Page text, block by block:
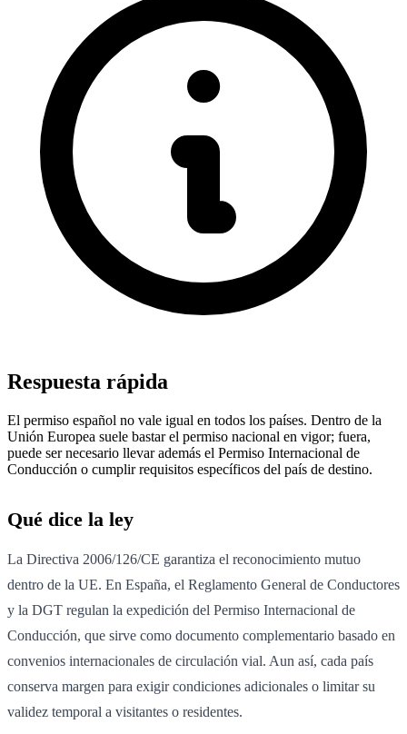
Respuesta rápida
El permiso español no vale igual en todos los países. Dentro de la
Unión Europea suele bastar el permiso nacional en vigor; fuera,
puede ser necesario llevar además el Permiso Internacional de
Conducción o cumplir requisitos específicos del país de destino.
Qué dice la ley
La Directiva 2006/126/CE garantiza el reconocimiento mutuo
dentro de la UE. En España, el Reglamento General de Conductores
y la DGT regulan la expedición del Permiso Internacional de
Conducción, que sirve como documento complementario basado en
convenios internacionales de circulación vial. Aun así, cada país
conserva margen para exigir condiciones adicionales o limitar su
validez temporal a visitantes o residentes.